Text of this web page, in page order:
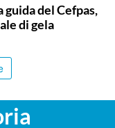
del Cefpas,
di gela